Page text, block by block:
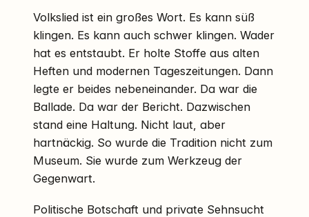
Volkslied ist ein großes Wort. Es kann süß
klingen. Es kann auch schwer klingen. Wader
hat es entstaubt. Er holte Stoffe aus alten
Heften und modernen Tageszeitungen. Dann
legte er beides nebeneinander. Da war die
Ballade. Da war der Bericht. Dazwischen
stand eine Haltung. Nicht laut, aber
hartnäckig. So wurde die Tradition nicht zum
Museum. Sie wurde zum Werkzeug der
Gegenwart.
Politische Botschaft und private Sehnsucht